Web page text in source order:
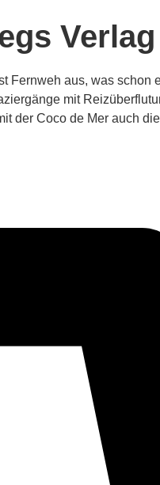
Fernweh aus, was schon
mit
der Coco de Mer auch